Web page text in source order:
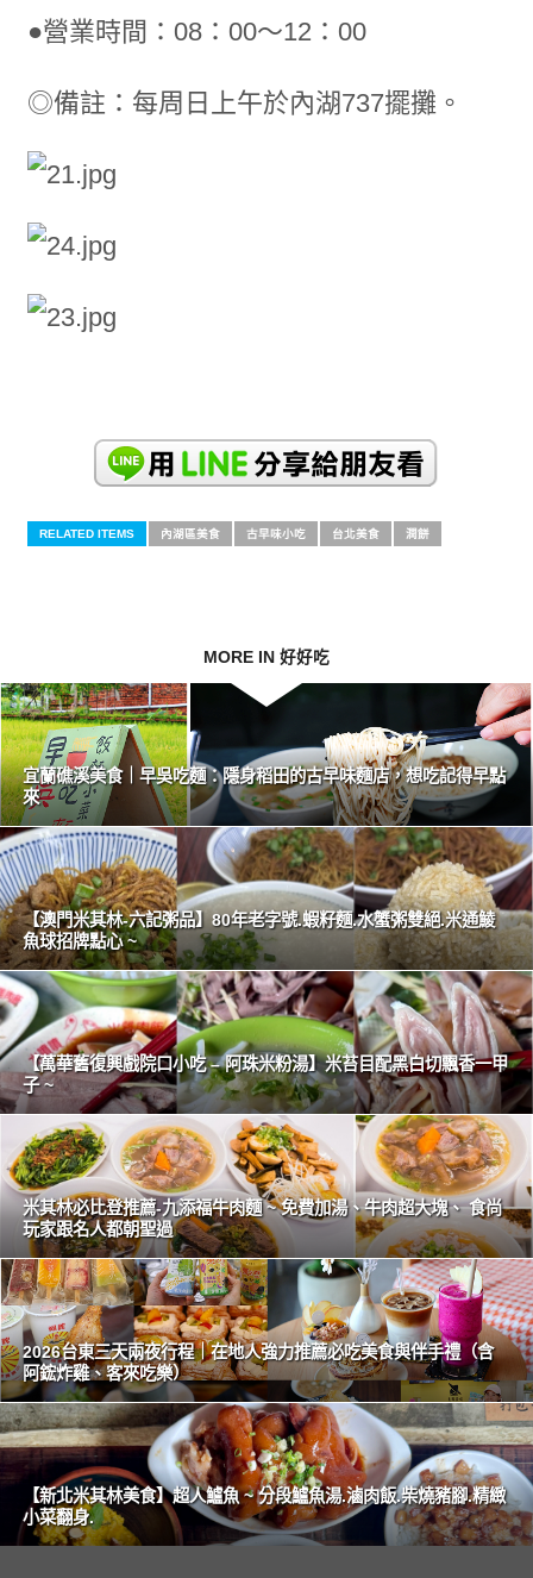
●營業時間：08：00～12：00
◎備註：每周日上午於內湖737擺攤。
RELATED ITEMS 內湖區美食 古早味小吃 台北美食 潤餅
MORE IN 好好吃
宜蘭礁溪美食｜早吳吃麵：隱身稻田的古早味麵店，想吃記得早點
來
【澳門米其林-六記粥品】80年老字號.蝦籽麵.水蟹粥雙絕.米通鯪
魚球招牌點心 ~
【萬華舊復興戲院口小吃 – 阿珠米粉湯】米苔目配黑白切飄香一甲
子 ~
米其林必比登推薦-九添福牛肉麵 ~ 免費加湯、牛肉超大塊、 食尚
玩家跟名人都朝聖過
2026台東三天兩夜行程｜在地人強力推薦必吃美食與伴手禮（含
阿鋐炸雞、客來吃樂）
【新北米其林美食】超人鱸魚 ~ 分段鱸魚湯.滷肉飯.柴燒豬腳.精緻
小菜翻身.